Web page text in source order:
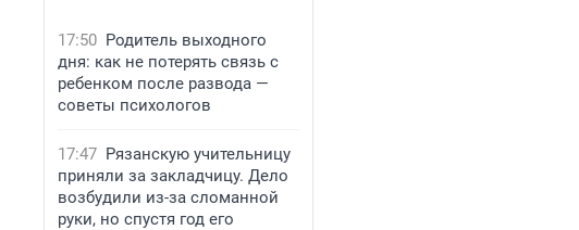
17:50 Родитель выходного
дня: как не потерять связь с
ребенком после развода —
советы психологов
17:47 Рязанскую учительницу
приняли за закладчицу. Дело
возбудили из-за сломанной
руки, но спустя год его